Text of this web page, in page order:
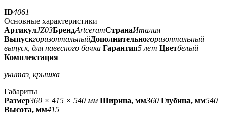
ID4061
Основные характеристики
АртикулJZ03БрендArtceramСтранаИталия
ВыпускгоризонтальныйДополнительногоризонтальный
выпуск, для навесного бачка Гарантия5 лет Цветбелый
Комплектация
унитаз, крышка
Габариты
Размер360 × 415 × 540 мм Ширина, мм360 Глубина, мм540
Высота, мм415